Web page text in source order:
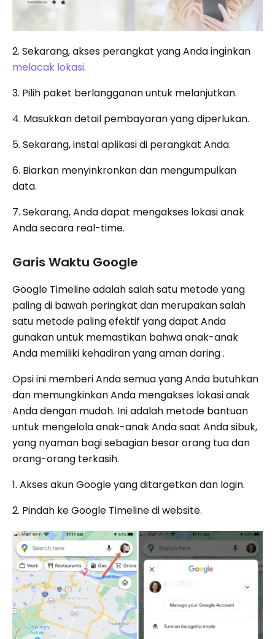
2. Sekarang, akses perangkat yang Anda inginkan
melacak lokasi.
3. Pilih paket berlangganan untuk melanjutkan.
4. Masukkan detail pembayaran yang diperlukan.
5. Sekarang, instal aplikasi di perangkat Anda.
6. Biarkan menyinkronkan dan mengumpulkan
data.
7. Sekarang, Anda dapat mengakses lokasi anak
Anda secara real-time.
Garis Waktu Google
Google Timeline adalah salah satu metode yang
paling di bawah peringkat dan merupakan salah
satu metode paling efektif yang dapat Anda
gunakan untuk memastikan bahwa anak-anak
Anda memiliki kehadiran yang aman daring .
Opsi ini memberi Anda semua yang Anda butuhkan
dan memungkinkan Anda mengakses lokasi anak
Anda dengan mudah. Ini adalah metode bantuan
untuk mengelola anak-anak Anda saat Anda sibuk,
yang nyaman bagi sebagian besar orang tua dan
orang-orang terkasih.
1. Akses akun Google yang ditargetkan dan login.
2. Pindah ke Google Timeline di website.